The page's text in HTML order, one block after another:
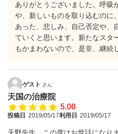
ありがとうございました。呼吸
や、新しいものを取り込むのに
あった、悲しみ、自己否定や、
ていくと思います。新たなス
もかまわないので、是非、継続
ゲスト さん
天国の治療院
5.00
投稿日 2019/05/17利用日 2019/05/17